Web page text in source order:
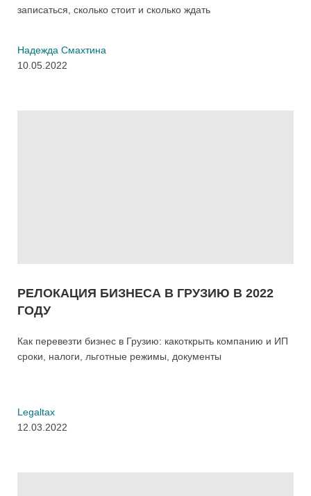
записаться, сколько стоит и сколько ждать
Надежда Смахтина
10.05.2022
РЕЛОКАЦИЯ БИЗНЕСА В ГРУЗИЮ В 2022
ГОДУ
Как перевезти бизнес в Грузию: какоткрыть компанию и ИП
сроки, налоги, льготные режимы, документы
Legaltax
12.03.2022